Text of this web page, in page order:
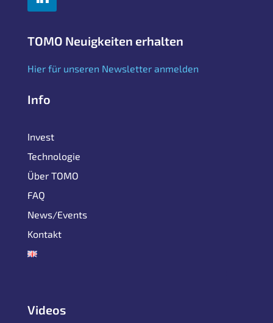
TOMO Neuigkeiten erhalten
Hier für unseren Newsletter anmelden
Info
Invest
Technologie
Über TOMO
FAQ
News/Events
Kontakt
Videos